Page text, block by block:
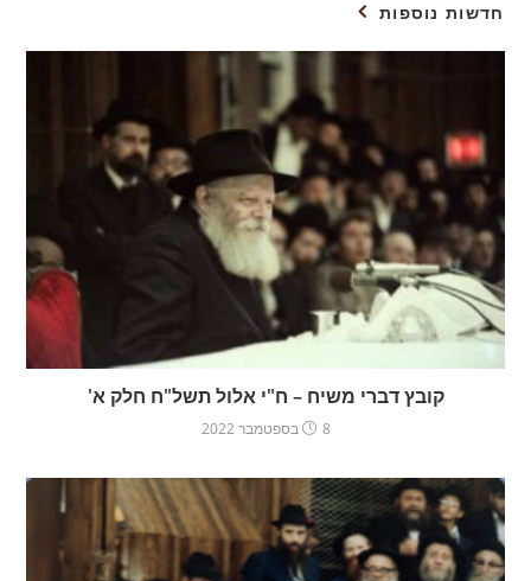
חדשות נוספות
קובץ דברי משיח – ח"י אלול תשל"ח חלק א'
8 בספטמבר 2022